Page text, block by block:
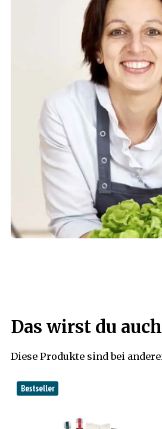
Das wirst du
Diese Produkte sind bei
Bestseller